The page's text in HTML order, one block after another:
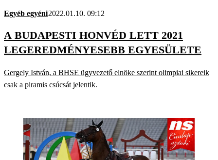
Egyéb egyéni2022.01.10. 09:12
A BUDAPESTI HONVÉD LETT 2021
LEGEREDMÉNYESEBB EGYESÜLETE
Gergely István, a BHSE ügyvezető elnöke szerint olimpiai sikereik
csak a piramis csúcsát jelentik.